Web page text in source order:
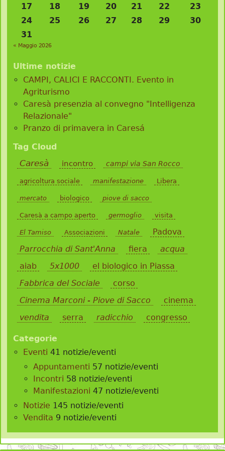
17
18 19 20 21 22
23
24
25 26 27 28 29
30
31
« Maggio 2026
Ultime notizie
CAMPI, CALICI E RACCONTI. Evento in
Agriturismo
Caresà presenzia al convegno "Intelligenza
Relazionale"
Pranzo di primavera in Caresá
Tag Cloud
Caresà incontro campi via San Rocco
agricoltura sociale manifestazione Libera
mercato biologico piove di sacco
Caresà a campo aperto germoglio visita
El Tamiso Associazioni Natale
Padova
Parrocchia di Sant'Anna
fiera
acqua
aiab
5x1000
el biologico in Piassa
Fabbrica del Sociale
corso
Cinema Marconi - Piove di Sacco
cinema
vendita
serra radicchio congresso
Categorie
Eventi 41 notizie/eventi
Appuntamenti 57 notizie/eventi
Incontri 58 notizie/eventi
Manifestazioni 47 notizie/eventi
Notizie 145 notizie/eventi
Vendita 9 notizie/eventi